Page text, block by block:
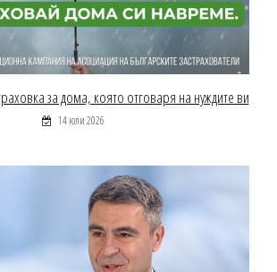
за дома, която отговаря на нуждите ви
14 юли 2026